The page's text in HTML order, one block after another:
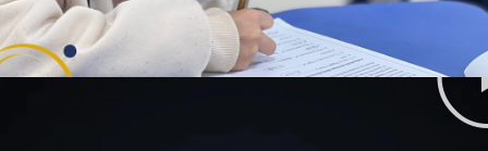
مشروعات وراف التعليمية